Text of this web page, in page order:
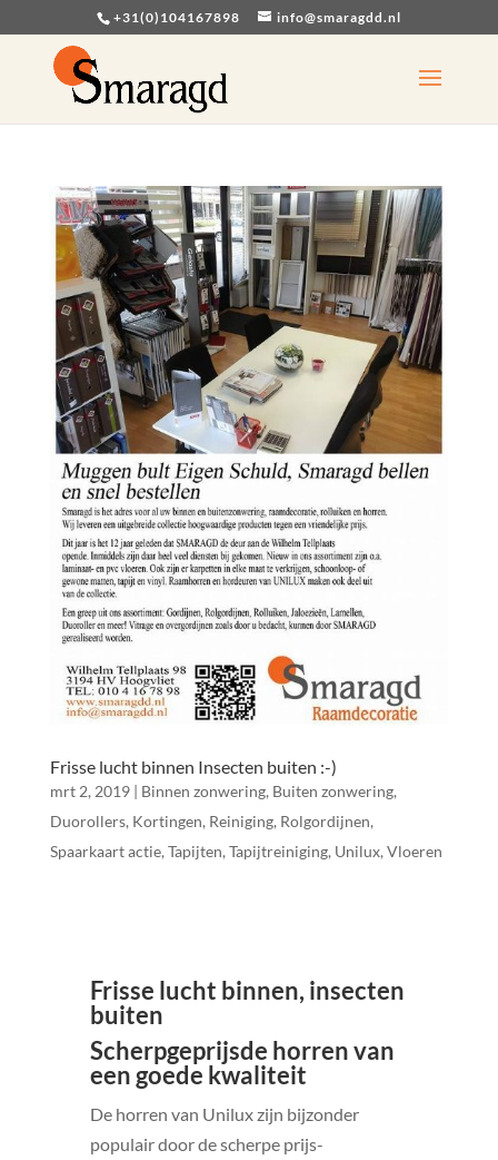
+31(0)104167898 info@smaragdd.nl
Frisse lucht binnen Insecten buiten :-)
mrt 2, 2019| Binnen zonwering, Buiten zonwering,
Duorollers, Kortingen, Reiniging, Rolgordijnen,
Spaarkaart actie, Tapijten, Tapijtreiniging, Unilux, Vloeren
Frisse lucht binnen, insecten
buiten
Scherpgeprijsde horren van
een goede kwaliteit
De horren van Unilux zijn bijzonder
populair door de scherpe prijs-